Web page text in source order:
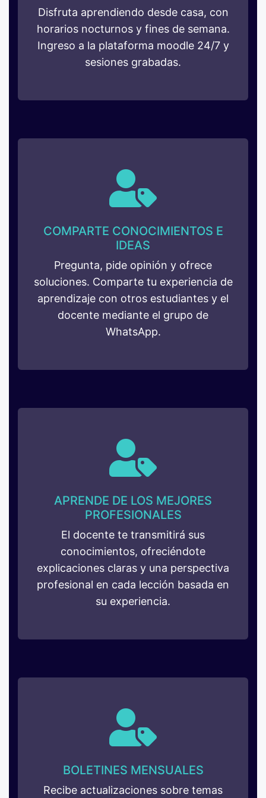
Disfruta aprendiendo desde casa, con
horarios nocturnos y fines de semana.
Ingreso a la plataforma moodle 24/7 y
sesiones grabadas.
COMPARTE CONOCIMIENTOS E
IDEAS
Pregunta, pide opinión y ofrece
soluciones. Comparte tu experiencia de
aprendizaje con otros estudiantes y el
docente mediante el grupo de
WhatsApp.
APRENDE DE LOS MEJORES
PROFESIONALES
El docente te transmitirá sus
conocimientos, ofreciéndote
explicaciones claras y una perspectiva
profesional en cada lección basada en
su experiencia.
BOLETINES MENSUALES
Recibe actualizaciones sobre temas